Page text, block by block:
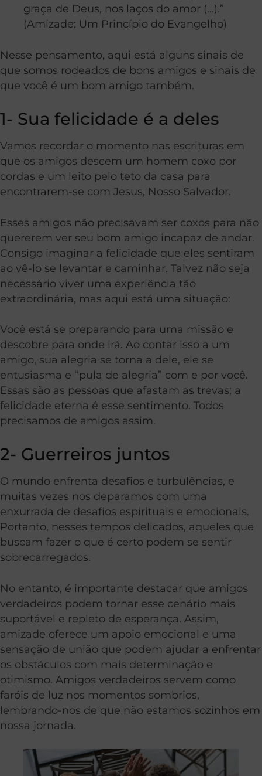
graça de Deus, nos laços do amor (…).”
(Amizade: Um Princípio do Evangelho)
Nesse pensamento, aqui está alguns sinais de
que somos rodeados de bons amigos e sinais de
que você é um bom amigo também.
1- Sua felicidade é a deles
Vamos recordar o momento nas escrituras em
que os amigos descem um homem coxo por
cordas e um leito pelo teto da casa para
encontrarem-se com Jesus, Nosso Salvador.
Esses amigos não precisavam ser coxos para não
quererem ver seu bom amigo incapaz de andar.
Consigo imaginar a felicidade que eles sentiram
ao vê-lo se levantar e caminhar. Talvez não seja
necessário viver uma experiência tão
extraordinária, mas aqui está uma situação:
Você está se preparando para uma missão e
descobre para onde irá. Ao contar isso a um
amigo, sua alegria se torna a dele, ele se
entusiasma e “pula de alegria” com e por você.
Essas são as pessoas que afastam as trevas; a
felicidade eterna é esse sentimento. Todos
precisamos de amigos assim.
2- Guerreiros juntos
O mundo enfrenta desafios e turbulências, e
muitas vezes nos deparamos com uma
enxurrada de desafios espirituais e emocionais.
Portanto, nesses tempos delicados, aqueles que
buscam fazer o que é certo podem se sentir
sobrecarregados.
No entanto, é importante destacar que amigos
verdadeiros podem tornar esse cenário mais
suportável e repleto de esperança. Assim,
amizade oferece um apoio emocional e uma
sensação de união que podem ajudar a enfrentar
os obstáculos com mais determinação e
otimismo. Amigos verdadeiros servem como
faróis de luz nos momentos sombrios,
lembrando-nos de que não estamos sozinhos em
nossa jornada.